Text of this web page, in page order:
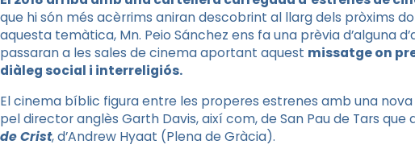
que hi són més acèrrims aniran descobrint al llarg dels pròxims
aquesta temàtica, Mn. Peio Sánchez ens fa una prèvia d’alguna
passaran a les sales de cinema aportant aquest missatge on
diàleg social i interreligiós.
El cinema bíblic figura entre les properes estrenes amb una
pel director anglès Garth Davis, així com, de San Pau de Tars
de Crist, d’Andrew Hyaat (Plena de Gràcia).